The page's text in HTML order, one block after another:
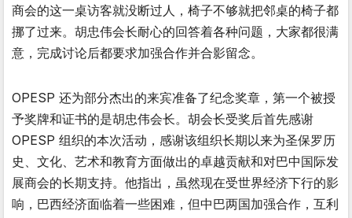
商会的这一桌访客就没断过人，椅子不够就把邻桌的椅子都
挪了过来。胡忠伟会长耐心的回答着各种问题，大家都很满
意，完成讨论后都要求加强合作并合影留念。
OPESP 还为部分杰出的来宾准备了纪念奖章，第一个被授
予奖牌和证书的是胡忠伟会长。胡会长受奖后首先感谢
OPESP 组织的本次活动，感谢该组织长期以来为圣保罗历
史、文化、艺术和教育方面做出的卓越贡献和对巴中国际发
展商会的长期支持。他指出，虽然现在受世界经济下行的影
响，巴西经济面临着一些困难，但中巴两国加强合作，互利